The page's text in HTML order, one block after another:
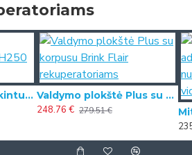
Adiabatinio oro drėkintuvo HUMON H250 drėkinimo korys
Valdymo plokštė Plus su korpusu Brink Flair rekuperatoriams
248.76 € 279.51 €